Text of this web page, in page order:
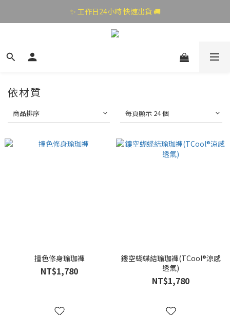
✨ 工作日24小時 快速出貨 🚚
依材質
商品排序 每頁顯示 24 個
撞色修身瑜珈褲
NT$1,780
鏤空蝴蝶結瑜珈褲(TCool®涼感
透氣)
NT$1,780